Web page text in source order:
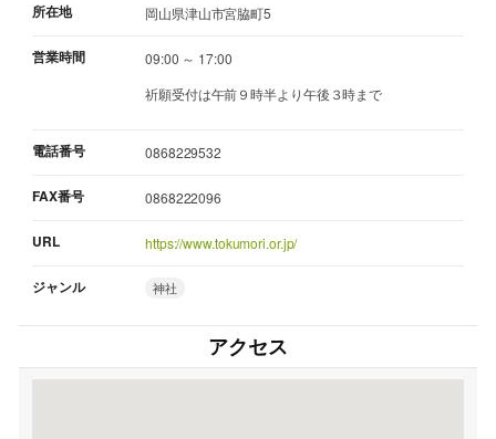
所在地 岡山県津山市宮脇町5
営業時間
09:00 ～ 17:00
祈願受付は午前９時半より午後３時まで
電話番号 0868229532
FAX番号 0868222096
URL https://www.tokumori.or.jp/
ジャンル 神社
アクセス